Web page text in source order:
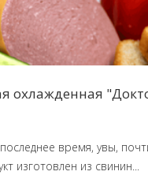
охлажденная
время, увы,
изготовлен из свинин...